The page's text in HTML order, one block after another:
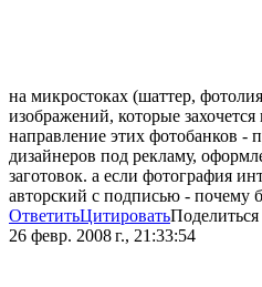
на микростоках (шаттер,
изображений, которые
направление этих фотобанков -
дизайнеров под рекламу,
заготовок. а если фотография
авторский с подписью - почему
ОтветитьЦитироватьПоделиться
26 февр. 2008 г., 21:33:54